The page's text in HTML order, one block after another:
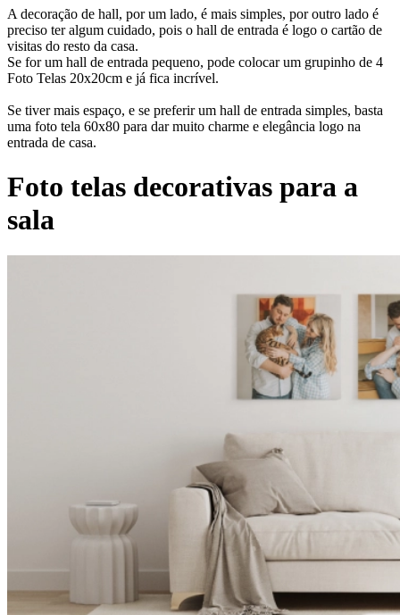
A decoração de hall, por um lado, é mais simples, por outro lado é
preciso ter algum cuidado, pois o hall de entrada é logo o cartão de
visitas do resto da casa.
Se for um hall de entrada pequeno, pode colocar um grupinho de 4
Foto Telas 20x20cm e já fica incrível.
Se tiver mais espaço, e se preferir um hall de entrada simples, basta
uma foto tela 60x80 para dar muito charme e elegância logo na
entrada de casa.
Foto telas decorativas para a
sala